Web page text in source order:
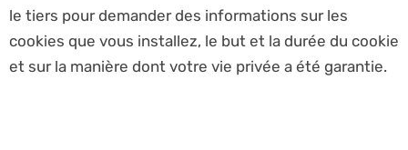
le tiers pour demander des informations sur les
cookies que vous installez, le but et la durée du cookie
et sur la manière dont votre vie privée a été garantie.